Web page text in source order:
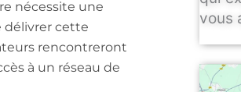
nécessite une
délivrer cette
rencontreront
à un réseau de
vous